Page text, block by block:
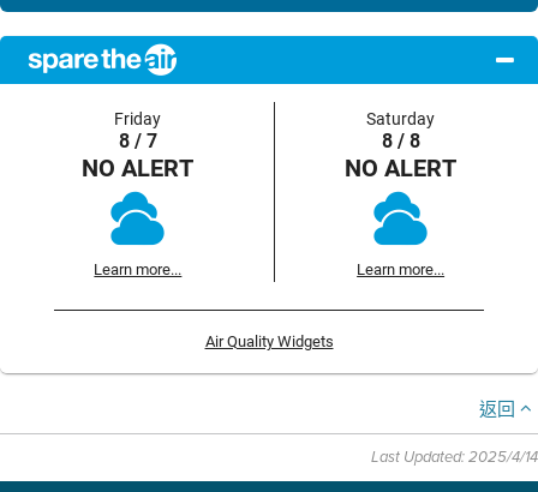
Friday
8 / 7
NO ALERT
Learn more...
Saturday
8 / 8
NO ALERT
Learn more...
Air Quality Widgets
返回
Last Updated: 2025/4/14